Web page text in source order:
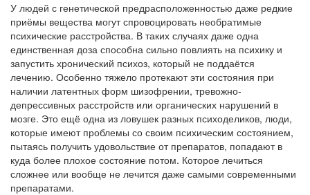
У людей с генетической предрасположенностью даже редкие
приёмы вещества могут спровоцировать необратимые
психические расстройства. В таких случаях даже одна
единственная доза способна сильно повлиять на психику и
запустить хронический психоз, который не поддаётся
лечению. Особенно тяжело протекают эти состояния при
наличии латентных форм шизофрении, тревожно-
депрессивных расстройств или органических нарушений в
мозге. Это ещё одна из ловушек разных психоделиков, люди,
которые имеют проблемы со своим психическим состоянием,
пытаясь получить удовольствие от препаратов, попадают в
куда более плохое состояние потом. Которое лечиться
сложнее или вообще не лечится даже самыми современными
препаратами.